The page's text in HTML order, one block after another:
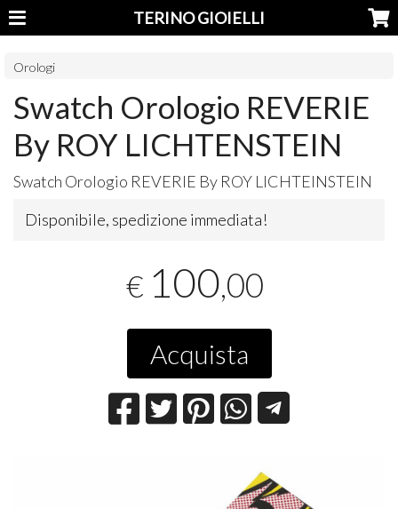
TERINO GIOIELLI
Orologi
Swatch Orologio REVERIE
By ROY LICHTENSTEIN
Swatch Orologio REVERIE By ROY LICHTEINSTEIN
Disponibile, spedizione immediata!
€ 100,00
Acquista